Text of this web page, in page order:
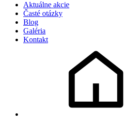
Aktuálne akcie
Časté otázky
Blog
Galéria
Kontakt